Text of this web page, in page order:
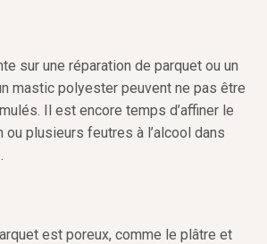
sur une réparation de parquet ou un
mastic polyester peuvent ne pas être
Il est encore temps d’affiner le
ou plusieurs feutres à l’alcool dans
est poreux, comme le plâtre et